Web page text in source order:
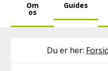
Om
os
Guides
Du er her: